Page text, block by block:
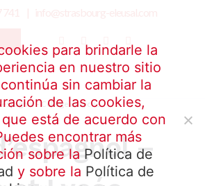
– Collège et Lycée
–
para brindarle la
en nuestro sitio
sin cambiar la
de las cookies,
está de acuerdo con
encontrar más
sobre la Política de
y sobre la Política de